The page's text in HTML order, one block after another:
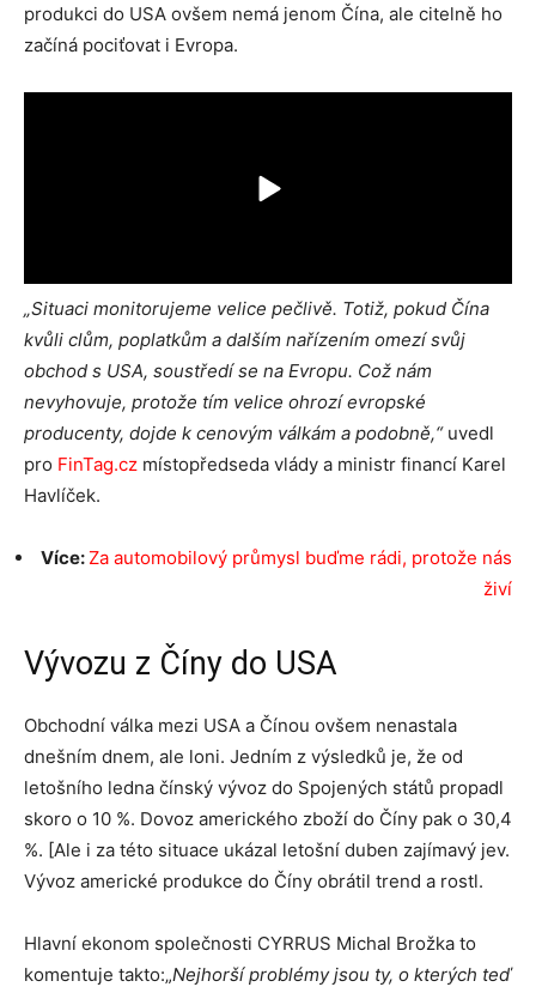
produkci do USA ovšem nemá jenom Čína, ale citelně ho
začíná pociťovat i Evropa.
„Situaci monitorujeme velice pečlivě. Totiž, pokud Čína
kvůli clům, poplatkům a dalším nařízením omezí svůj
obchod s USA, soustředí se na Evropu. Což nám
nevyhovuje, protože tím velice ohrozí evropské
producenty, dojde k cenovým válkám a podobně,“uvedl
pro FinTag.cz místopředseda vlády a ministr financí Karel
Havlíček.
Více:Za automobilový průmysl buďme rádi, protože nás
živí
Vývozu z Číny do USA
Obchodní válka mezi USA a Čínou ovšem nenastala
dnešním dnem, ale loni. Jedním z výsledků je, že od
letošního ledna čínský vývoz do Spojených států propadl
skoro o 10 %. Dovoz amerického zboží do Číny pak o 30,4
%. [Ale i za této situace ukázal letošní duben zajímavý jev.
Vývoz americké produkce do Číny obrátil trend a rostl.
Hlavní ekonom společnosti CYRRUS Michal Brožka to
komentuje takto:„Nejhorší problémy jsou ty, o kterých teď